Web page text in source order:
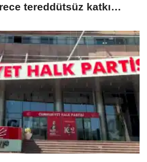
tereddütsüz katkı